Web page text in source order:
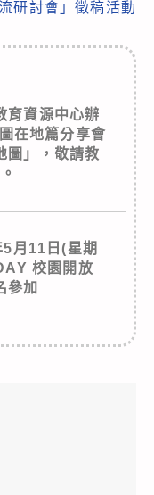
研討會」徵稿活動
育資源中心辦
在地篇分享會
圖」，敬請教
月11日(星期
校園開放
參加